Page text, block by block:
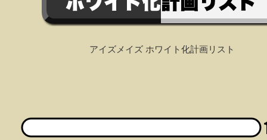
アイズメイズ ホワイト化計画リスト